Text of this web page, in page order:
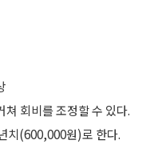
회비를 조정할 수 있다.
치(600,000원)로 한다.